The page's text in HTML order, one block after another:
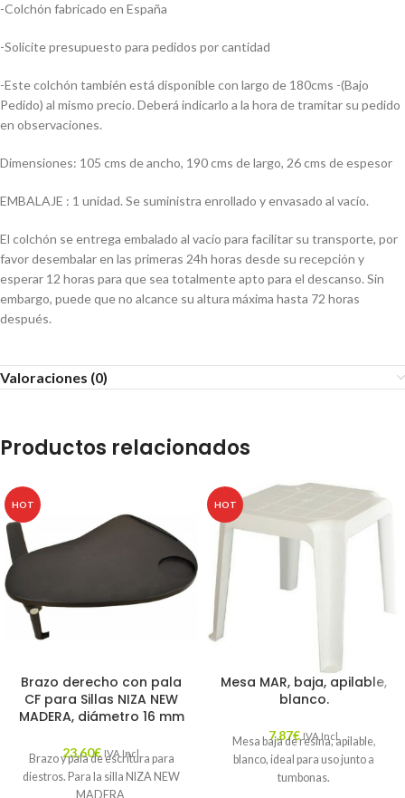
-Colchón fabricado en España
-Solicite presupuesto para pedidos por cantidad
-Este colchón también está disponible con largo de 180cms -(Bajo
Pedido) al mismo precio. Deberá indicarlo a la hora de tramitar su pedido
en observaciones.
Dimensiones: 105 cms de ancho, 190 cms de largo, 26 cms de espesor
EMBALAJE : 1 unidad. Se suministra enrollado y envasado al vacío.
El colchón se entrega embalado al vacío para facilitar su transporte, por
favor desembalar en las primeras 24h horas desde su recepción y
esperar 12 horas para que sea totalmente apto para el descanso. Sin
embargo, puede que no alcance su altura máxima hasta 72 horas
después.
Valoraciones (0)
Productos relacionados
HOT
Brazo derecho con pala
CF para Sillas NIZA NEW
MADERA, diámetro 16 mm
23,60€ IVA Incl.
Brazo y pala de escritura para
diestros. Para la silla NIZA NEW
MADERA
HOT
Mesa MAR, baja, apilable,
blanco.
7,87€ IVA Incl.
Mesa baja de resina, apilable,
blanco, ideal para uso junto a
tumbonas.